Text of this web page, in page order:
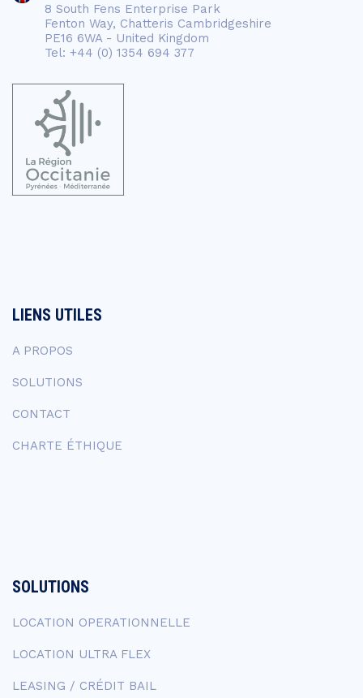
8 South Fens Enterprise Park
Fenton Way, Chatteris Cambridgeshire
PE16 6WA - United Kingdom
Tel: +44 (0) 1354 694 377
LIENS UTILES
A PROPOS
SOLUTIONS
CONTACT
CHARTE ÉTHIQUE
SOLUTIONS
LOCATION OPERATIONNELLE
LOCATION ULTRA FLEX
LEASING / CRÉDIT BAIL